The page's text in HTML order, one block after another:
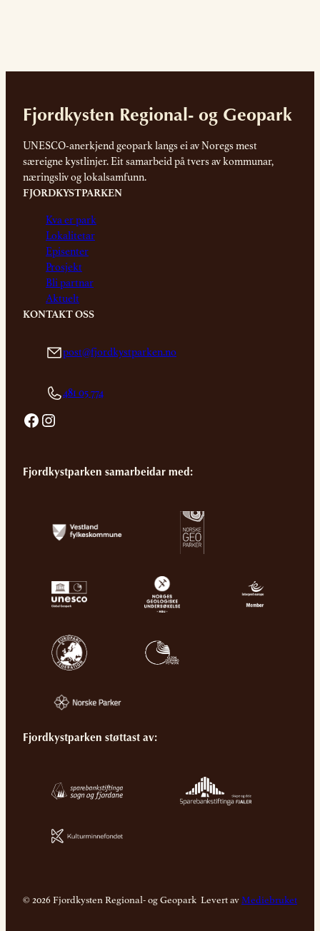
Fjordkysten Regional- og Geopark
UNESCO-anerkjend geopark langs ei av Noregs mest
særeigne kystlinjer. Eit samarbeid på tvers av kommunar,
næringsliv og lokalsamfunn.
FJORDKYSTPARKEN
Kva er park
Lokalitetar
Episenter
Prosjekt
Bli partnar
Aktuelt
KONTAKT OSS
post@fjordkystparken.no
481 05 774
Facebook Instagram
Fjordkystparken samarbeidar med:
Fjordkystparken støttast av:
© 2026 Fjordkysten Regional- og Geopark Levert avMediebruket